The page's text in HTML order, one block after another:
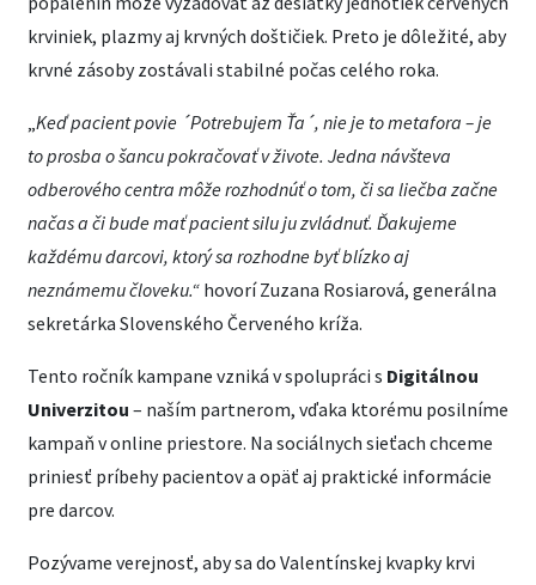
krviniek, plazmy aj krvných doštičiek. Preto je dôležité, aby
krvné zásoby zostávali stabilné počas celého roka.
„Keď pacient povie ´Potrebujem Ťa´, nie je to metafora – je
to prosba o šancu pokračovať v živote. Jedna návšteva
odberového centra môže rozhodnúť o tom, či sa liečba začne
načas a či bude mať pacient silu ju zvládnuť. Ďakujeme
každému darcovi, ktorý sa rozhodne byť blízko aj
neznámemu človeku.“ hovorí Zuzana Rosiarová, generálna
sekretárka Slovenského Červeného kríža.
Tento ročník kampane vzniká v spolupráci s Digitálnou
Univerzitou – naším partnerom, vďaka ktorému posilníme
kampaň v online priestore. Na sociálnych sieťach chceme
priniesť príbehy pacientov a opäť aj praktické informácie
pre darcov.
Pozývame verejnosť, aby sa do Valentínskej kvapky krvi